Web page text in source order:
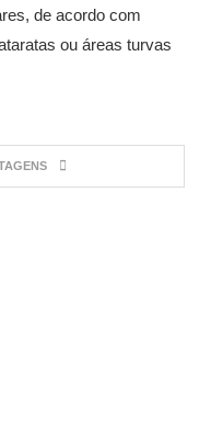
de acordo com
ou áreas turvas